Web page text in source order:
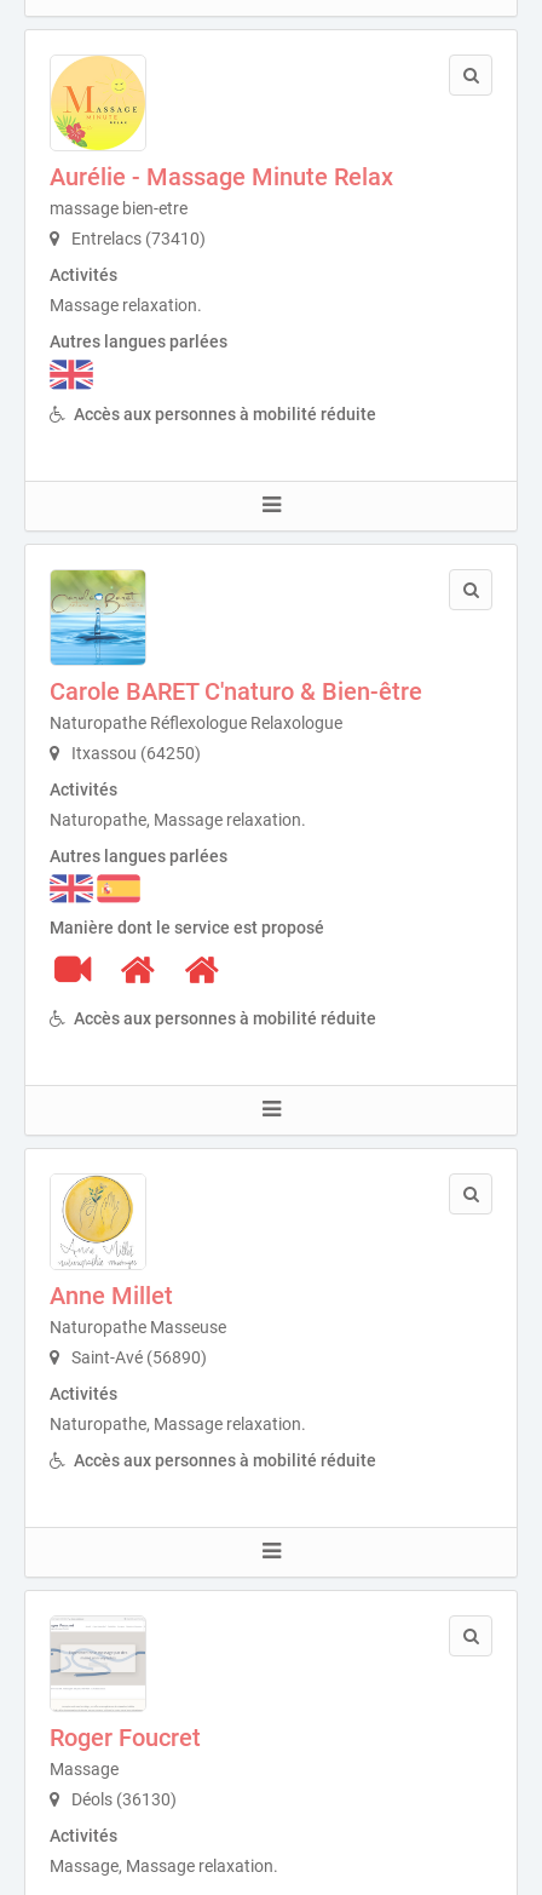
Aurélie - Massage Minute Relax
massage bien-etre
Entrelacs (73410)
Activités
Massage relaxation.
Autres langues parlées
Accès aux personnes à mobilité réduite
Carole BARET C'naturo & Bien-être
Naturopathe Réflexologue Relaxologue
Itxassou (64250)
Activités
Naturopathe, Massage relaxation.
Autres langues parlées
Manière dont le service est proposé
Accès aux personnes à mobilité réduite
Anne Millet
Naturopathe Masseuse
Saint-Avé (56890)
Activités
Naturopathe, Massage relaxation.
Accès aux personnes à mobilité réduite
Roger Foucret
Massage
Déols (36130)
Activités
Massage, Massage relaxation.